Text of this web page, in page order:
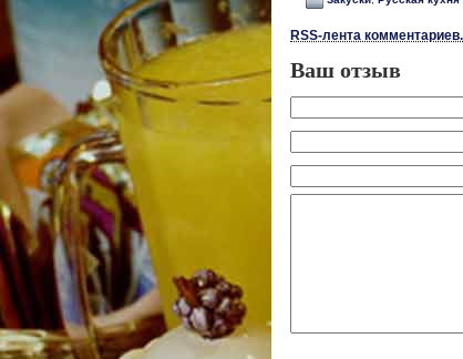
RSS-лента комментариев.
Ваш отзыв